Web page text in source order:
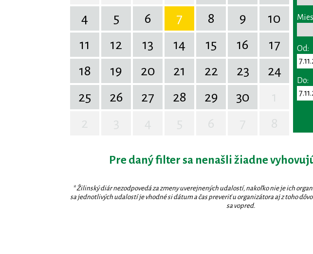
4
5 6 7 8 9
10
11
12 13 14 15 16
17
18
19 20 21 22 23
24
25
26 27 28 29 30
Od:
Do:
Pre daný filter sa nenašli žiadne
* Žilinský diár nezodpovedá za zmeny uverejnených udalostí, nakoľko nie je ich
sa jednotlivých udalostí je vhodné si dátum a čas preveriť u organizátora aj z toho
sa vopred.